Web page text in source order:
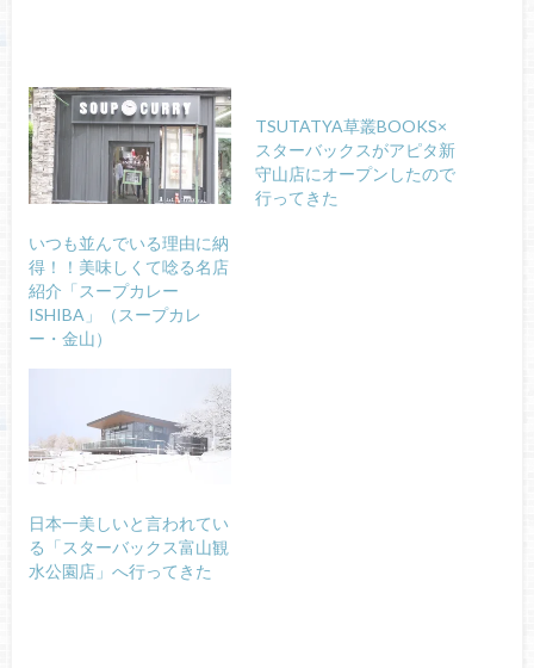
いつも並んでいる理由に納
得！！美味しくて唸る名店
紹介「スープカレー
ISHIBA」（スープカレ
ー・金山）
TSUTATYA草叢BOOKS×
スターバックスがアピタ新
守山店にオープンしたので
行ってきた
日本一美しいと言われてい
る「スターバックス富山観
水公園店」へ行ってきた